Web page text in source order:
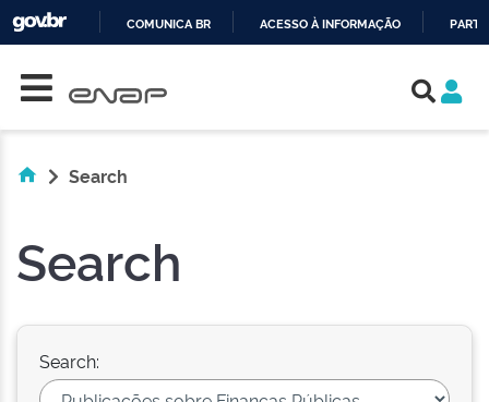
COMUNICA BR ACESSO À INFORMAÇÃO
Search
Search
Search: